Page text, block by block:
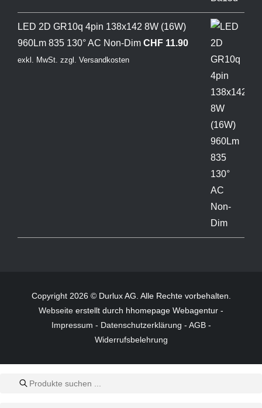
LED 2D GR10q 4pin 138x142 8W (16W)
960Lm 835 130° AC Non-Dim CHF11.90
exkl. MwSt. zzgl. Versandkosten
Copyright 2026 © Durlux AG. Alle Rechte vorbehalten.
Webseite erstellt durch hhomepage Webagentur -
Impressum - Datenschutzerklärung - AGB-
Widerrufsbelehrung
Products
search